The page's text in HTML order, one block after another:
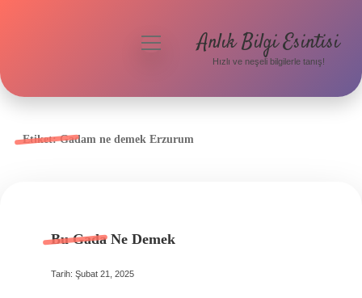
Yasal Uyarı
menüyü
aç
Anlık Bilgi Esintisi
Hızlı ve neşeli bilgilerle tanış!
Etiket:Gadam ne demek Erzurum
Bu Gada Ne Demek
Tarih: Şubat 21, 2025